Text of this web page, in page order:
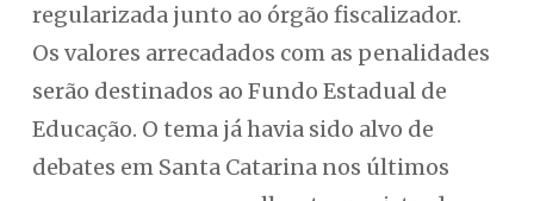
regularizada junto ao órgão fiscalizador.
Os valores arrecadados com as penalidades
serão destinados ao Fundo Estadual de
Educação. O tema já havia sido alvo de
debates em Santa Catarina nos últimos